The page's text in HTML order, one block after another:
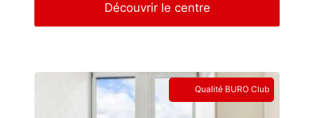
Découvrir le centre
Qualité BURO Club